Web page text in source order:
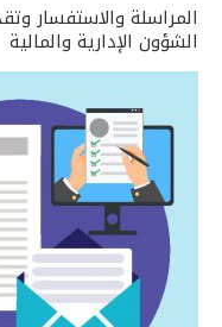
المراسلة والاستفسار
الشؤون الإدارية والمالية